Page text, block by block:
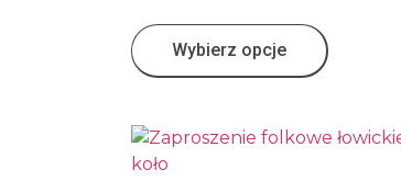
Wybierz opcje